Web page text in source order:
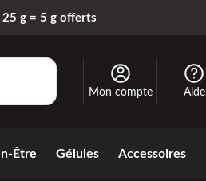
25 g = 5 g offerts
Mon compte Aide
Être Gélules Accessoires